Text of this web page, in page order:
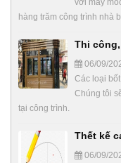
hàng trăm công trình nhà
Thi
06/09/
Các loại
Chúng tôi
tại công trình.
Thết kế
06/09/